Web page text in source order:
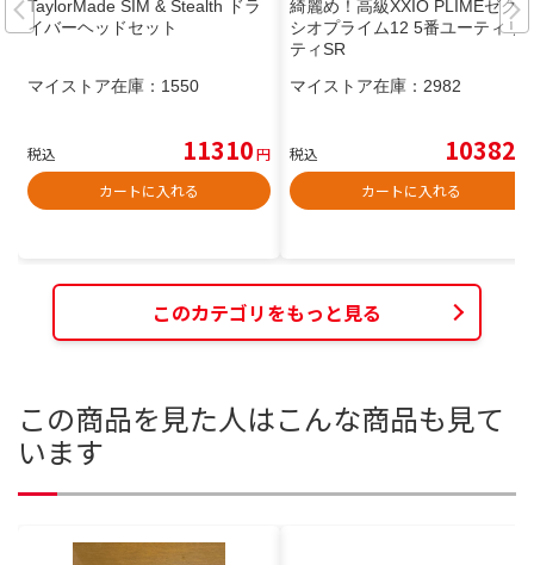
TaylorMade SIM & Stealth ドラ
イバーヘッドセット
マイストア在庫： 1550
税込 11310円
カートに入れる
綺麗め！高級XXIO PLIMEゼク
シオプライム12 5番ユーティリ
ティSR
マイストア在庫： 2982
税込 10382
カートに入れる
このカテゴリをもっと見る
この商品を見た人はこんな商品も見て
います